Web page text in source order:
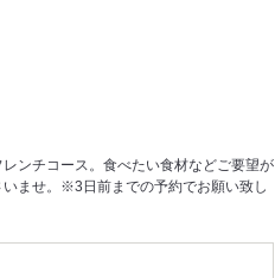
ンチコース。食べたい食材などご要望が
ませ。※3日前までの予約でお願い致し